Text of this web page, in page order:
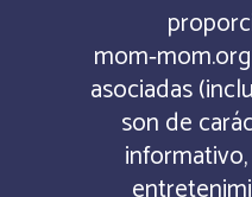
asociadas
son de